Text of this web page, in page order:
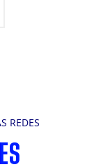
REDES